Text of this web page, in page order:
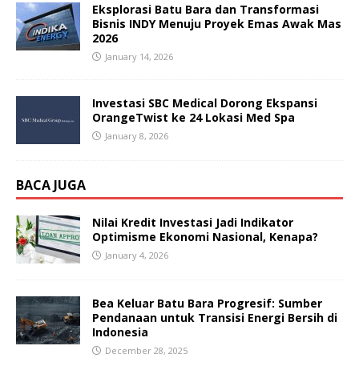
Eksplorasi Batu Bara dan Transformasi
Bisnis INDY Menuju Proyek Emas Awak Mas
2026
January 14, 2026
Investasi SBC Medical Dorong Ekspansi
OrangeTwist ke 24 Lokasi Med Spa
January 8, 2026
BACA JUGA
Nilai Kredit Investasi Jadi Indikator
Optimisme Ekonomi Nasional, Kenapa?
January 4, 2026
Bea Keluar Batu Bara Progresif: Sumber
Pendanaan untuk Transisi Energi Bersih di
Indonesia
December 28, 2025